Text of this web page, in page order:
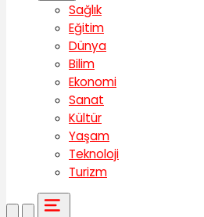
Sağlık
Eğitim
Dünya
Bilim
Ekonomi
Sanat
Kültür
Yaşam
Teknoloji
Turizm